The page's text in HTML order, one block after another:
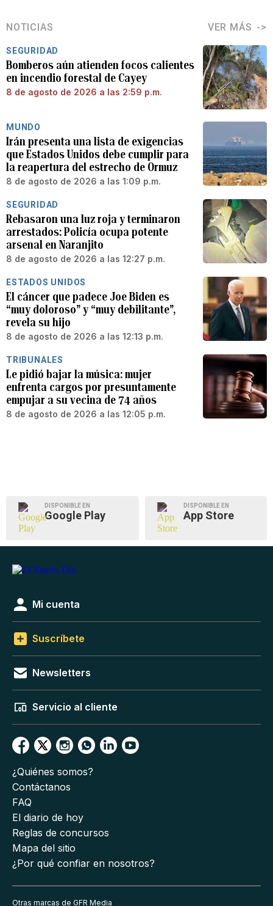
NOTICIAS VER MÁS
SEGURIDAD
Bomberos aún atienden focos calientes
en incendio forestal de Cayey
8 de agosto de 2026 a las 2:59 p.m.
MUNDO
Irán presenta una lista de exigencias
que Estados Unidos debe cumplir para
la reapertura del estrecho de Ormuz
8 de agosto de 2026 a las 1:09 p.m.
SEGURIDAD
Rebasaron una luz roja y terminaron
arrestados: Policía ocupa potente
arsenal en Naranjito
8 de agosto de 2026 a las 12:27 p.m.
ESTADOS UNIDOS
El cáncer que padece Joe Biden es
“muy doloroso” y “muy debilitante”,
revela su hijo
8 de agosto de 2026 a las 12:13 p.m.
TRIBUNALES
Le pidió bajar la música: mujer
enfrenta cargos por presuntamente
empujar a su vecina de 74 años
8 de agosto de 2026 a las 12:05 p.m.
DISPONIBLE EN
Google Play
DISPONIBLE EN
App Store
Mi cuenta
Suscríbete
Newsletters
Servicio al cliente
¿Quiénes somos?
Contáctanos
FAQ
El diario de hoy
Reglas de concursos
Mapa del sitio
¿Por qué confiar en nosotros?
Otras marcas de GFR Media